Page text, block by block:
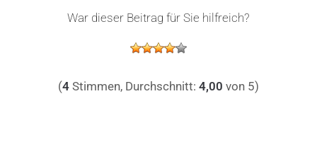
War dieser Beitrag für Sie hilfreich?
(4 Stimmen, Durchschnitt: 4,00 von 5)